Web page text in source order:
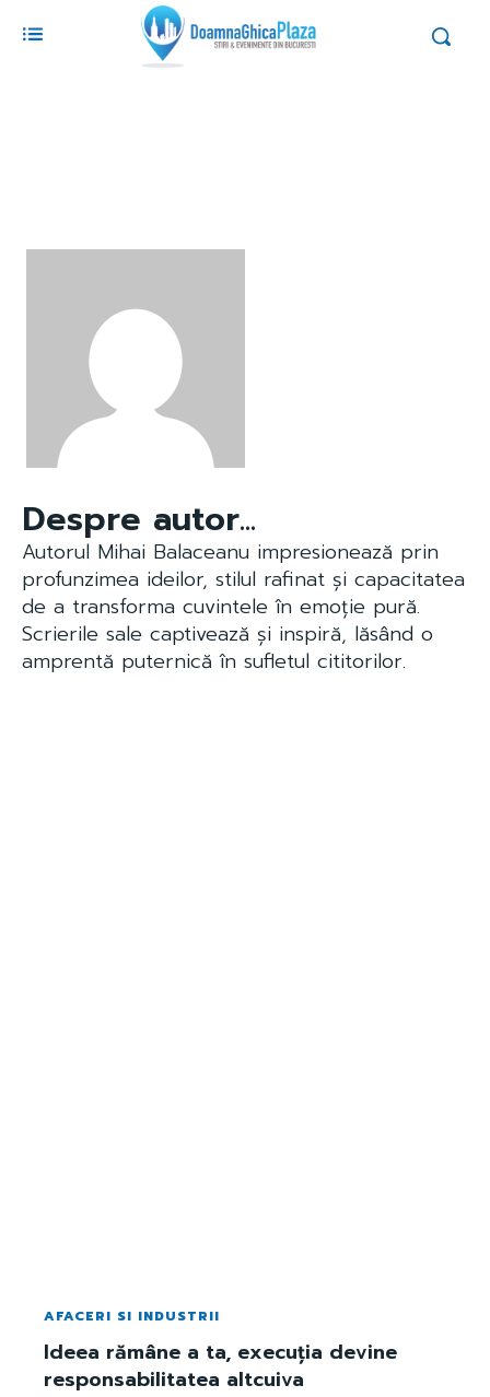
Despre autor...
Autorul Mihai Balaceanu impresionează prin
profunzimea ideilor, stilul rafinat și capacitatea
de a transforma cuvintele în emoție pură.
Scrierile sale captivează și inspiră, lăsând o
amprentă puternică în sufletul cititorilor.
AFACERI SI INDUSTRII
Ideea rămâne a ta, execuția devine
responsabilitatea altcuiva